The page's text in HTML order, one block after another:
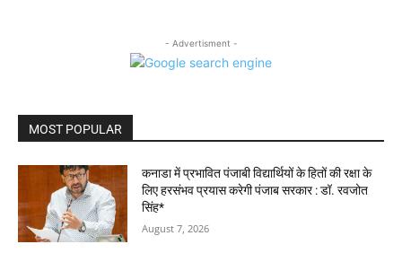
- Advertisment -
MOST POPULAR
कनाडा में प्रभावित पंजाबी विद्यार्थियों के हितों की रक्षा के
लिए हरसंभव प्रयास करेगी पंजाब सरकार : डॉ. रवजोत
सिंह*
August 7, 2026